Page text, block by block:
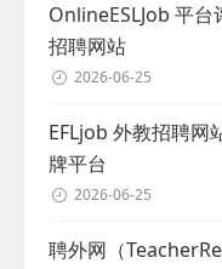
OnlineESLJob 平
招聘网站
2026-06-25
EFLjob 外教招聘网
牌平台
2026-06-25
聘外网（